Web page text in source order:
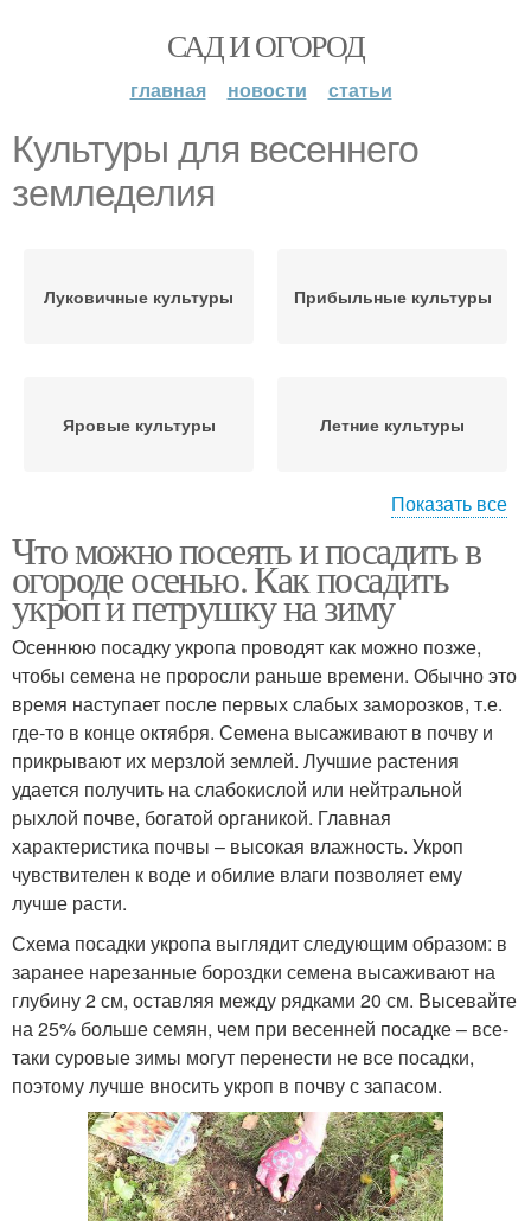
САД И ОГОРОД
главная новости статьи
Культуры для весеннего
земледелия
Луковичные культуры Прибыльные культуры
Яровые культуры Летние культуры
Осенние культуры Озимые культуры
Многосезонные
культуры
Показать все
Что можно посеять и посадить в
огороде осенью. Как посадить
укроп и петрушку на зиму
Осеннюю посадку укропа проводят как можно позже,
чтобы семена не проросли раньше времени. Обычно это
время наступает после первых слабых заморозков, т.е.
где-то в конце октября. Семена высаживают в почву и
прикрывают их мерзлой землей. Лучшие растения
удается получить на слабокислой или нейтральной
рыхлой почве, богатой органикой. Главная
характеристика почвы – высокая влажность. Укроп
чувствителен к воде и обилие влаги позволяет ему
лучше расти.
Схема посадки укропа выглядит следующим образом: в
заранее нарезанные бороздки семена высаживают на
глубину 2 см, оставляя между рядками 20 см. Высевайте
на 25% больше семян, чем при весенней посадке – все-
таки суровые зимы могут перенести не все посадки,
поэтому лучше вносить укроп в почву с запасом.